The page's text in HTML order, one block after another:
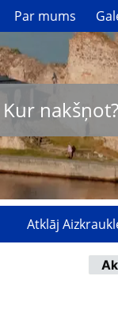
Par mums
Kur nakšņot?
Atklāj